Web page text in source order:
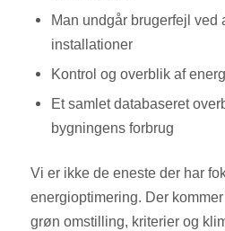
Man undgår brugerfejl ved
installationer
Kontrol og overblik af
Et samlet databaseret
bygningens forbrug
Vi er ikke de eneste der har
energioptimering. Der
grøn omstilling, kriterier og